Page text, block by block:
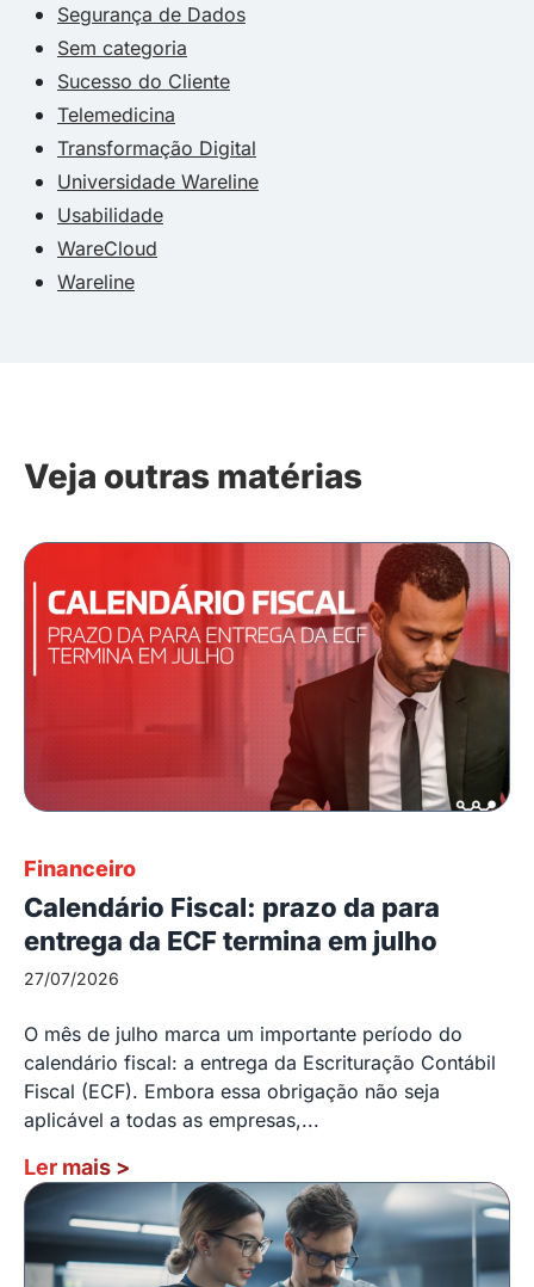
Segurança de Dados
Sem categoria
Sucesso do Cliente
Telemedicina
Transformação Digital
Universidade Wareline
Usabilidade
WareCloud
Wareline
Veja outras matérias
Financeiro
Calendário Fiscal: prazo da para
entrega da ECF termina em julho
27/07/2026
O mês de julho marca um importante período do
calendário fiscal: a entrega da Escrituração Contábil
Fiscal (ECF). Embora essa obrigação não seja
aplicável a todas as empresas,...
Ler mais >